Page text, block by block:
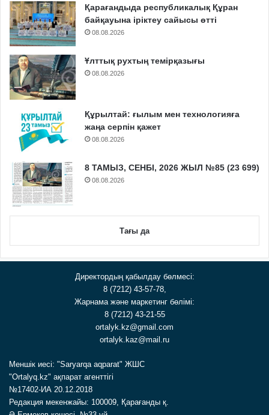
Қарағандыда республикалық Құран
байқауына іріктеу сайысы өтті
08.08.2026
Ұлттық рухтың темірқазығы
08.08.2026
Құрылтай: ғылым мен технологияға
жаңа серпін қажет
08.08.2026
8 ТАМЫЗ, СЕНБІ, 2026 ЖЫЛ №85 (23 699)
08.08.2026
Тағы да
Директордың қабылдау бөлмесі:
8 (7212) 43-57-78,
Жарнама және маркетинг бөлімі:
8 (7212) 43-21-55
ortalyk.kz@gmail.com
ortalyk.kaz@mail.ru
Меншік иесі: "Saryarqa aqparat" ЖШС
"Ortalyq.kz" ақпарат агенттігі
№17402-ИА 20.12.2018
Редакция мекенжайы: 100009, Қарағанды қ.